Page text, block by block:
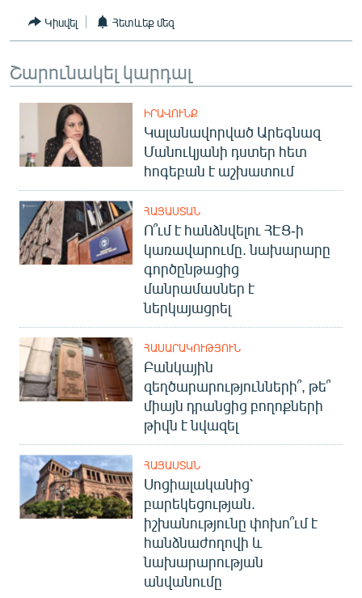
ԿՈՐՈՆԱՎԻՐՈՒՍ
ՏԵՍԱՆՅՈՒԹԵՐ
ԲԱՆԱՎԵՃ
ՁԳՏԵԼՈՎ ԼԱՎԱԳՈՒՅՆԻՆ
Հայերեն
English
«Ազատության» բոլոր կայքերը
Կիսվել Հետևեք մեզ
Շարունակել կարդալ
ԻՐԱՎՈՒՆՔ
Կալանավորված Արեգնազ
Մանուկյանի դստեր հետ
հոգեբան է աշխատում
ՀԱՅԱՍՏԱՆ
Ո՞ւմ է հանձնվելու ՀԷՑ-ի
կառավարումը. նախարարը
գործընթացից
մանրամասներ է
ներկայացրել
ՀԱՍԱՐԱԿՈՒԹՅՈՒՆ
Բանկային
զեղծարարությունների՞, թե՞
միայն դրանցից բողոքների
թիվն է նվազել
ՀԱՅԱՍՏԱՆ
Սոցիալականից՝
բարեկեցության.
իշխանությունը փոխո՞ւմ է
հանձնաժողովի և
նախարարության
անվանումը